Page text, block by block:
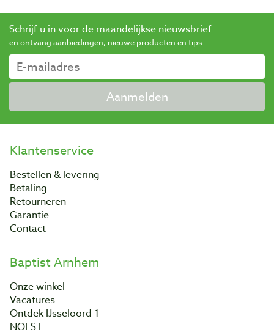
Schrijf u in voor de maandelijkse nieuwsbrief
en ontvang aanbiedingen, nieuwe producten en tips.
Aanmelden
Klantenservice
Bestellen & levering
Betaling
Retourneren
Garantie
Contact
Baptist Arnhem
Onze winkel
Vacatures
Ontdek IJsseloord 1
NOEST